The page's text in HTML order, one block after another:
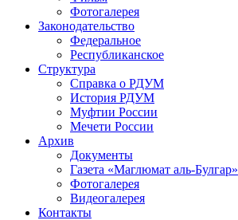
Фотогалерея
Законодательство
Федеральное
Республиканское
Структура
Справка о РДУМ
История РДУМ
Муфтии России
Мечети России
Архив
Документы
Газета «Маглюмат аль-Булгар»
Фотогалерея
Видеогалерея
Контакты